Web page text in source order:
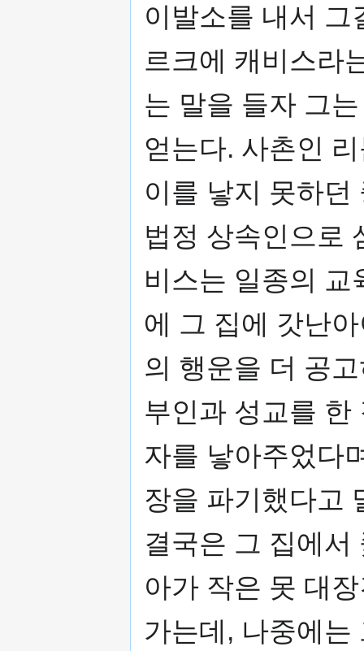
이발소를 내서 그
르크에 캐비스라
는 말을 들자 그
얻는다. 사촌인
이를 낳지 못하던
법정 상속인으로
비스는 일종의 교
에 그 집에 갓난
의 행운을 더 공
부인과 성교를 한
자를 낳아주었다
장을 파기했다고
결국은 그 집에서
아가 작은 못 대
가는데, 나중에는